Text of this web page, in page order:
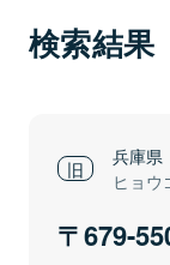
検索結果
兵庫県
ヒョウ
679-